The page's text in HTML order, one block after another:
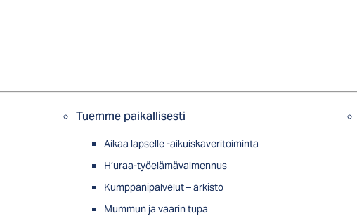
Tuemme paikallisesti
Aikaa lapselle -aikuiskaveritoiminta
H’uraa-työelämävalmennus
Kumppanipalvelut – arkisto
Mummun ja vaarin tupa